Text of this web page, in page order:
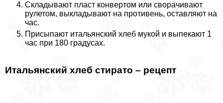
Складывают пласт конвертом или сворачивают
рулетом, выкладывают на противень, оставляют на
час.
Присыпают итальянский хлеб мукой и выпекают 1
час при 180 градусах.
Итальянский хлеб стирато – рецепт